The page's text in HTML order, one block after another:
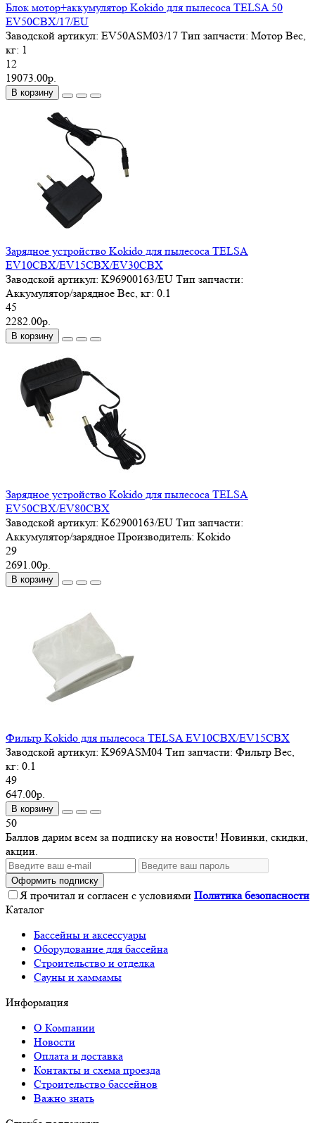
Блок мотор+аккумулятор Kokido для пылесоса TELSA 50
EV50CBX/17/EU
Заводской артикул: EV50ASM03/17 Тип запчасти: Мотор Вес,
кг: 1
12
19073.00р.
В корзину
Зарядное устройство Kokido для пылесоса TELSA
EV10CBX/EV15CBX/EV30CBX
Заводской артикул: K96900163/EU Тип запчасти:
Аккумулятор/зарядное Вес, кг: 0.1
45
2282.00р.
В корзину
Зарядное устройство Kokido для пылесоса TELSA
EV50CBX/EV80CBX
Заводской артикул: K62900163/EU Тип запчасти:
Аккумулятор/зарядное Производитель: Kokido
29
2691.00р.
В корзину
Фильтр Kokido для пылесоса TELSA EV10CBX/EV15CBX
Заводской артикул: K969ASM04 Тип запчасти: Фильтр Вес,
кг: 0.1
49
647.00р.
В корзину
50
Баллов дарим всем за подписку на новости! Новинки, скидки,
акции.
Оформить подписку
Я прочитал и согласен с условиями Политика безопасности
Каталог
Бассейны и аксессуары
Оборудование для бассейна
Строительство и отделка
Сауны и хаммамы
Информация
О Компании
Новости
Оплата и доставка
Контакты и схема проезда
Строительство бассейнов
Важно знать